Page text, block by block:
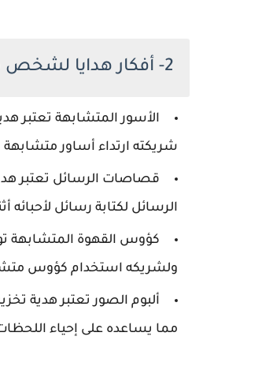
2- أفكار هدايا لشخص مسافر
الأسور المتشابهة تعتبر
شريكته ارتداء أساور متشابهة
قصاصات الرسائل تعتبر
الرسائل لكتابة رسائل لأحبائه
كؤوس القهوة المتشابهة
ولشريكه استخدام كؤوس
ألبوم الصور تعتبر هدية
مما يساعده على إحياء